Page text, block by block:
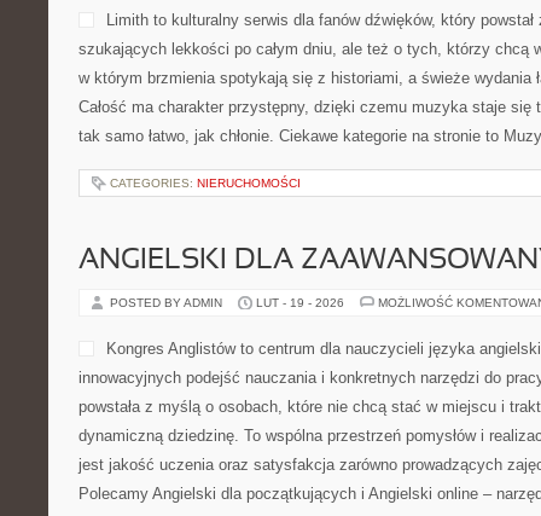
rysować i ćwiczyć
miejsce powstało z myślą
ołówka, cenią notes i
rysunku oraz piśmie.
pierwszych prób, przez
Materiały i Narzędzia i Szkicownik i Codzienna Praktyka. W
KONCERTY I FESTIWALE
POSTED BY ADMIN LUT - 20 - 2026 MOŻLIWOŚĆ
Limith to kulturalny serwis
powstał z myślą o
po całym dniu, ale też o
więcej. To miejsce, w